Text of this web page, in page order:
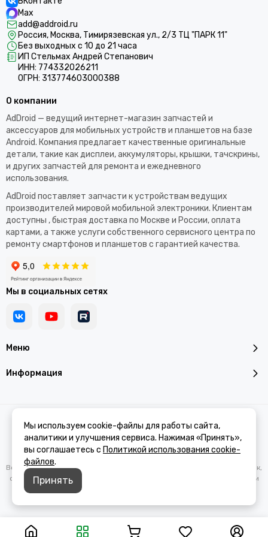
Защитные пленки для планшетов Prestigio
Защитные пленки для планшетов RoverPad
Защитные пленки для планшетов Supra
Защитные пленки для планшетов Texet
Защитные пленки для планшетов Tesla
Защитные пленки для планшетов Teclast
Защитные пленки для планшетов Vertex, Navitel, Clempad,
Cube и др. брендов
Max
add@addroid.ru
Россия, Москва, Тимирязевская ул., 2/3 ТЦ "ПАРК 11"
Без выходных с 10 до 21 часа
ИП Стельмах Андрей Степанович
ИНН: 774332026211
ОГРН: 313774603000388
Меню
Информация
О компании
AdDroid — ведущий интернет-магазин запчастей и
аксессуаров для мобильных устройств и планшетов на базе
Android. Компания предлагает качественные оригинальные
детали, такие как дисплеи, аккумуляторы, крышки, тачскрины,
и других запчастей для ремонта и ежедневного
использования.​
AdDroid поставляет запчасти к устройствам ведущих
производителей мировой мобильной электроники. Клиентам
доступны , быстрая доставка по Москве и России, оплата
картами, а также услуги собственного сервисного центра по
ремонту смартфонов и планшетов с гарантией качества.
Мы в социальных сетях
2026 © Addroid.ru. Карта сайта
Вся представленная на сайте информация, касающаяся характеристик,
стоимости товаров и услуг, носит информационный характер и ни при
каких условиях не является публичной офертой, определяемой
Мы используем cookie-файлы для работы сайта,
аналитики и улучшения сервиса. Нажимая «Принять»,
вы соглашаетесь с Политикой использования cookie-
файлов.
Принять